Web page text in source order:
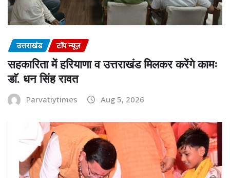
उत्तराखंड टॉप न्यूज़
सहकारिता में हरियाणा व उत्तराखंड मिलकर करेंगे कामः
डाॅ. धन सिंह रावत
Parvatiytimes Aug 5, 2026